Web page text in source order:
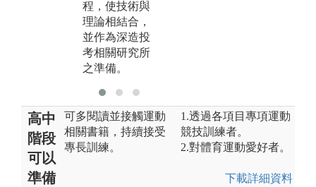
程，使技術與
理論相結合，
並作為深造投
考相關研究所
之準備。
高中
階段
可以
準備
可多閱讀並接觸運動
相關書籍，持續接受
專長訓練。
1.透過各項目專項運動
競技訓練者。
2.對體育運動愛好者。
下載詳細資料